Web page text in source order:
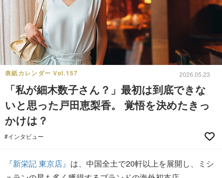
表紙カレンダー Vol.157 2026.05.23
「私が細木数子さん？」最初は到底できな
いと思った戸田恵梨香。 覚悟を決めたきっ
かけは？
#インタビュー
『新栄記 東京店』 は、中国全土で20軒以上を展開し、ミシ